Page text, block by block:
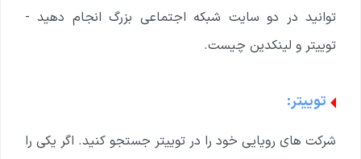
توانید در دو سایت شبکه اجتماعی بزرگ انجام دهید -
توییتر و لینکدین چیست.
توییتر:
شرکت های رویایی خود را در توییتر جستجو کنید. اگر یکی را